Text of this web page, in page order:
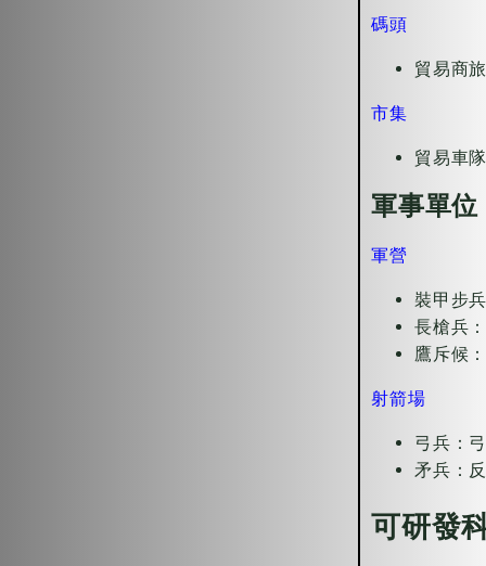
碼頭
貿易商
市集
貿易車
軍事單位
軍營
裝甲步
長槍兵
鷹斥候
射箭場
弓兵：
矛兵：
可研發